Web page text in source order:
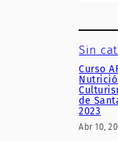
Sin
Curso
de
2023
Abr 10,